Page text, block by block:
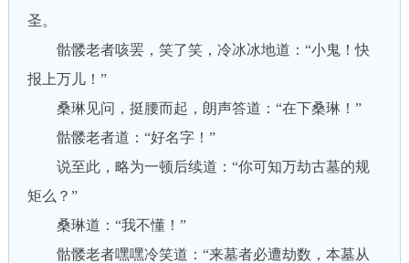
圣。
骷髅老者咳罢，笑了笑，冷冰冰地道：“小鬼！快
报上万儿！”
桑琳见问，挺腰而起，朗声答道：“在下桑琳！”
骷髅老者道：“好名字！”
说至此，略为一顿后续道：“你可知万劫古墓的规
矩么？”
桑琳道：“我不懂！”
骷髅老者嘿嘿冷笑道：“来墓者必遭劫数，本墓从